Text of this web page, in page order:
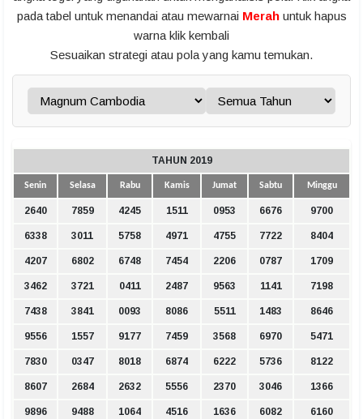
pada tabel untuk menandai atau mewarnai Merahuntuk hapus
warna klik kembali
Sesuaikan strategi atau pola yang kamu temukan.
TAHUN 2019
Senin Selasa Rabu Kamis Jumat Sabtu Minggu
2640 7859 4245 1511 0953 6676 9700
6338 3011 5758 4971 4755 7722 8404
4207 6802 6748 7454 2206 0787 1709
3462 3721 0411 2487 9563 1141 7198
7438 3841 0093 8086 5511 1483 8646
9556 1557 9177 7459 3568 6970 5471
7830 0347 8018 6874 6222 5736 8122
8607 2684 2632 5556 2370 3046 1366
9896 9488 1064 4516 1636 6082 6160